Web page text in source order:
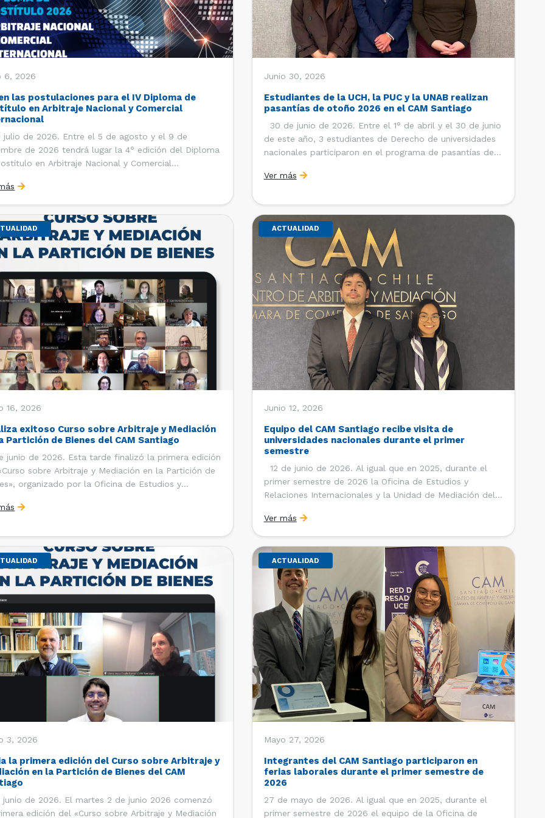
6, 2026
las postulaciones para el IV Diploma de
en Arbitraje Nacional y Comercial
julio de 2026. Entre el 5 de agosto y el 9 de
de 2026 tendrá lugar la 4° edición del Diploma
en Arbitraje Nacional y Comercial
Internacional de la Facultad de Derecho de la
de Chile y […]
Junio 30, 2026
Estudiantes de la UCH, la PUC y la UNAB realizan
pasantías de otoño 2026 en el CAM Santiago
30 de junio de 2026. Entre el 1° de abril y el 30 de junio
de este año, 3 estudiantes de Derecho de universidades
nacionales participaron en el programa de pasantías del
Comercio de Santiago (CCS). Así, se realizaron […]
Ver más
16, 2026
exitoso Curso sobre Arbitraje y Mediación
Partición de Bienes del CAM Santiago
junio de 2026. Esta tarde finalizó la primera edición
sobre Arbitraje y Mediación en la Partición de
organizado por la Oficina de Estudios y
(CAM) de la Cámara de Comercio de Santiago
ACTUALIDAD
Junio 12, 2026
Equipo del CAM Santiago recibe visita de
universidades nacionales durante el primer
semestre
12 de junio de 2026. Al igual que en 2025, durante el
primer semestre de 2026 la Oficina de Estudios y
Relaciones Internacionales y la Unidad de Mediación del
Comercio de Santiago (CCS) han recibido la visita de
estudiantes de […]
Ver más
3, 2026
la primera edición del Curso sobre Arbitraje y
en la Partición de Bienes del CAM
junio de 2026. El martes 2 de junio 2026 comenzó
edición del «Curso sobre Arbitraje y Mediación
ACTUALIDAD
Mayo 27, 2026
Integrantes del CAM Santiago participaron en
ferias laborales durante el primer semestre de
2026
27 de mayo de 2026. Al igual que en 2025, durante el
primer semestre de 2026 el equipo de la Oficina de